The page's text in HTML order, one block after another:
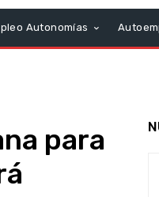
Autonomías
para